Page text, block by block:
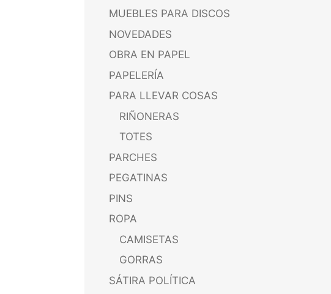
MUEBLES PARA DISCOS
NOVEDADES
OBRA EN PAPEL
PAPELERÍA
PARA LLEVAR COSAS
RIÑONERAS
TOTES
PARCHES
PEGATINAS
PINS
ROPA
CAMISETAS
GORRAS
SÁTIRA POLÍTICA